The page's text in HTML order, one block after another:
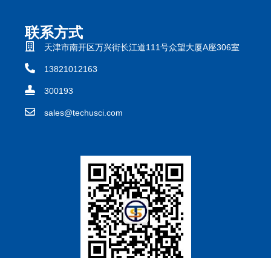
联系方式
天津市南开区万兴街长江道111号众望大厦A座306室
13821012163
300193
sales@techusci.com